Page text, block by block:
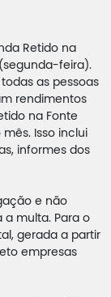
Retido na
feira).
todas as pessoas
rendimentos
na Fonte
Isso inclui
informes dos
e não
a multa. Para o
gerada a partir
empresas